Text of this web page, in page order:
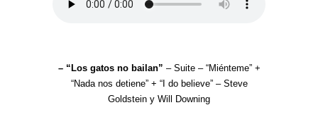
– “Los gatos no bailan” – Suite – “Miénteme” +
“Nada nos detiene” + “I do believe” – Steve
Goldstein y Will Downing